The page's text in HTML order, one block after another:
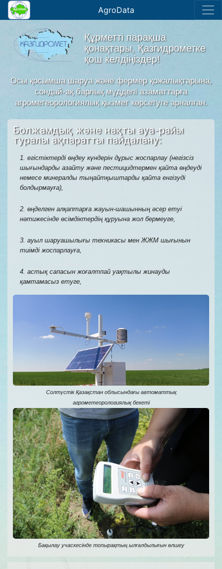
AgroData
Құрметті парақша
қонақтары, Қазгидрометке
қош келдіңіздер!
Осы қосымша шаруа және фермер қожалықтарына,
сондай-ақ барлық мүдделі азаматтарға
агрометеорологиялық қызмет көрсетуге арналған.
Болжамдық және нақты ауа-райы
туралы ақпаратты пайдалану:
1. егістіктерді өңдеу күндерін дұрыс жоспарлау (негізсіз
шығындарды азайту және пестицидтермен қайта өңдеуді
немесе минералды тыңайтқыштарды қайта енгізуді
болдырмауға),
2. өңделген алқаптарға жауын-шашынның әсер етуі
нәтижесінде өсімдіктердің құруына жол бермеуге,
3. ауыл шаруашылығы техникасы мен ЖЖМ шығынын
тиімді жоспарлауға,
4. астық сапасын жоғалтпай уақтылы жинауды
қамтамасыз етуге,
Солтүстік Қазақстан облысындағы автоматтық
агрометеорологиялық бекеті
Бақылау учаскесінде топырақтың ылғалдылығын өлшеу